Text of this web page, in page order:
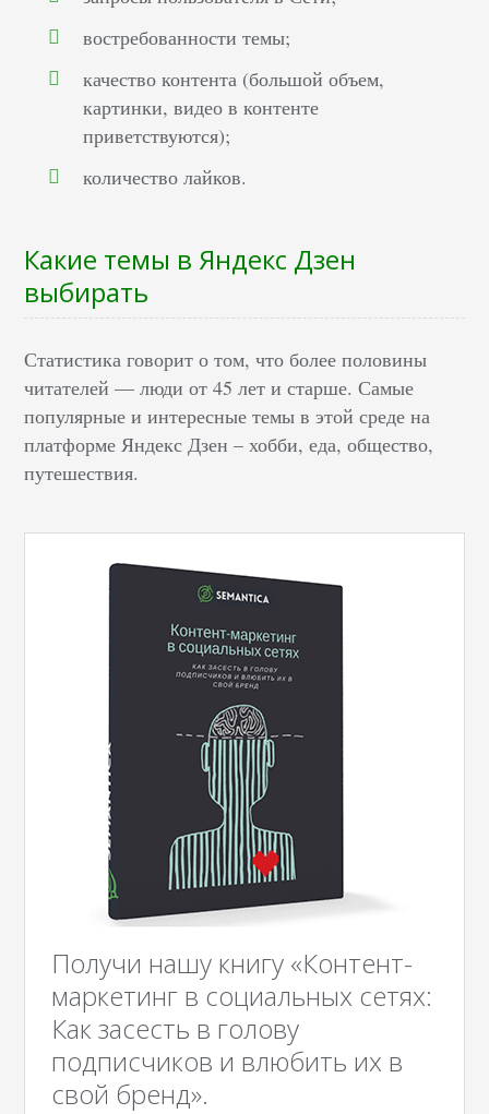
востребованности темы;
качество контента (большой объем,
картинки, видео в контенте
приветствуются);
количество лайков.
Какие темы в Яндекс Дзен
выбирать
Статистика говорит о том, что более половины
читателей — люди от 45 лет и старше. Самые
популярные и интересные темы в этой среде на
платформе Яндекс Дзен – хобби, еда, общество,
путешествия.
Получи нашу книгу «Контент-
маркетинг в социальных сетях:
Как засесть в голову
подписчиков и влюбить их в
свой бренд».